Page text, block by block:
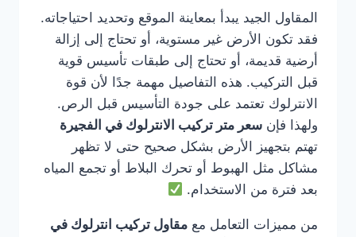
المقاول الجيد يبدأ بمعاينة الموقع وتحديد احتياجاته.
فقد تكون الأرض غير مستوية، أو تحتاج إلى إزالة
أرضية قديمة، أو تحتاج إلى طبقات تأسيس قوية
قبل التركيب. هذه التفاصيل مهمة جدًا لأن قوة
الانترلوك تعتمد على جودة التأسيس قبل الرص.
ولهذا فإن سعر متر تركيب الانترلوك في الفجيرة
تهتم بتجهيز الأرض بشكل صحيح حتى لا تظهر
مشاكل مثل الهبوط أو تحرك البلاط أو تجمع المياه
بعد فترة من الاستخدام.
من مميزات التعامل مع مقاول تركيب انترلوك في